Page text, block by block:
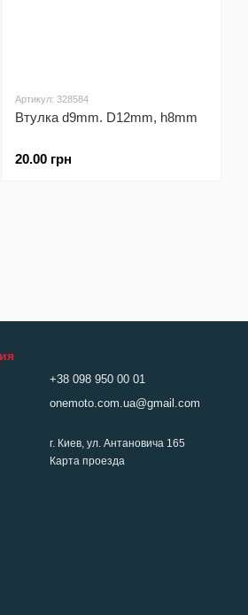
Артикул: 328584
Втулка d9mm. D12mm, h8mm
20.00 грн
+38 098 950 00 01
onemoto.com.ua@gmail.com
г. Киев, ул. Антановича 165
Карта проезда